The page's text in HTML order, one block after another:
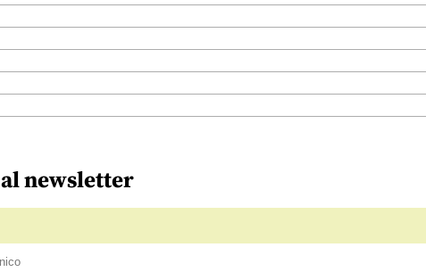
al newsletter